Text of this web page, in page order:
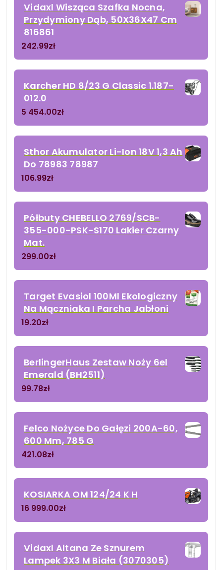
Vidaxl Wisząca Szafka Nocna,
Przydymiony Dąb, 50X36X47 Cm
816861
242.99zł
Karcher HD 8/23 G Classic 1.187-
012.0
5 454.00zł
Sthor Akumulator Li-Ion 18V 1,3 Ah
Do 78983 78987
106.99zł
Półbuty CHEBELLO 2769/SCB-
355-000-PSK-S170 Lakier Czarny
Mat.
299.00zł
Target Evasiol 100Ml Ekologiczny
Na Mączniaka I Parcha Jabłoni
19.20zł
BerlingerHaus Zestaw Noży 6el
Emerald (BH2511)
99.78zł
Felco Nożyce Do Gałęzi 200A-60,
600 Mm, 785 G
421.08zł
KOSIARKA OM 124/24 K H
16 999.00zł
Vidaxl Altana Ze Sznurem
Lampek 3X3 M Biała (3070305)